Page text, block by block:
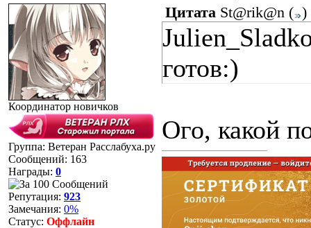
Координатор новичков
Группа: Ветеран Расслабуха.ру
Сообщений: 163
Награды: 0
Репутация: 923
Замечания: 0%
Статус: Оффлайн
Цитата St@rik@n ( )
готов:)
Ого, какой